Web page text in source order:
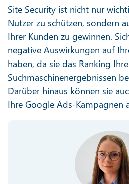
Site Security ist nicht nur
Nutzer zu schützen, sondern
Ihrer Kunden zu gewinnen.
negative Auswirkungen auf
haben, da sie das Ranking
Suchmaschinenergebnissen
Darüber hinaus können sie
Ihre Google Ads-Kampagnen